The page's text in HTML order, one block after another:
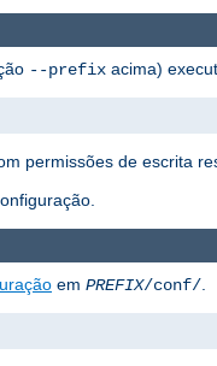
--prefix acima)
permissões de escrita
em PREFIX/conf/.